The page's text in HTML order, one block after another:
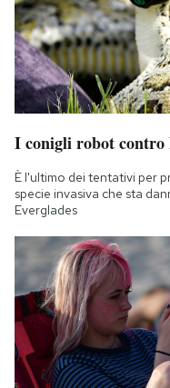
I conigli robot contro
È l'ultimo dei tentativi per
specie invasiva che sta
Everglades